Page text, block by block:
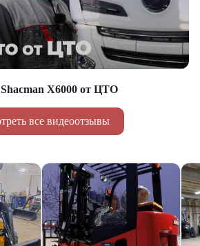
все видеоотзывы
Х6000 от ЦТО